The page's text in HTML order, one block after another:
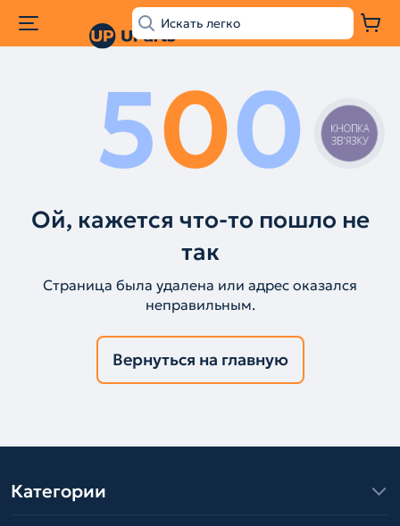
500
Ой, кажется что-то пошло не
так
Страница была удалена или адрес оказался
неправильным.
Вернуться на главную
Категории
КНОПКА
ЗВ'ЯЗКУ